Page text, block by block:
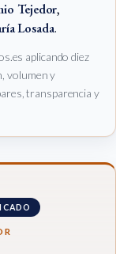
Tejedor,
Losada.
aplicando diez
volumen y
transparencia y